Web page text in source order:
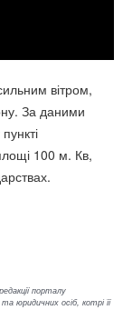
вітром,
За даними
100 м. Кв,
порталу
юридичних осіб, котрі її